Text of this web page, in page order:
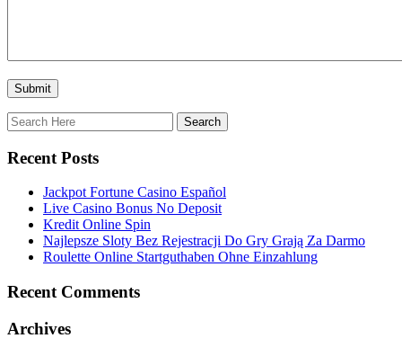
Recent Posts
Jackpot Fortune Casino Español
Live Casino Bonus No Deposit
Kredit Online Spin
Najlepsze Sloty Bez Rejestracji Do Gry Grają Za Darmo
Roulette Online Startguthaben Ohne Einzahlung
Recent Comments
Archives